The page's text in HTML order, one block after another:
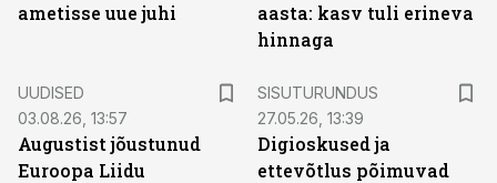
ametisse uue juhi
aasta: kasv tuli erineva
hinnaga
UUDISED
03.08.26, 13:57
Augustist jõustunud
Euroopa Liidu
SISUTURUNDUS
27.05.26, 13:39
Digioskused ja
ettevõtlus põimuvad